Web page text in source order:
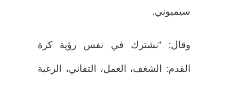
سيميوني.
وقال: “نشترك في نفس رؤية كرة
القدم: الشغف، العمل، التفاني، الرغبة